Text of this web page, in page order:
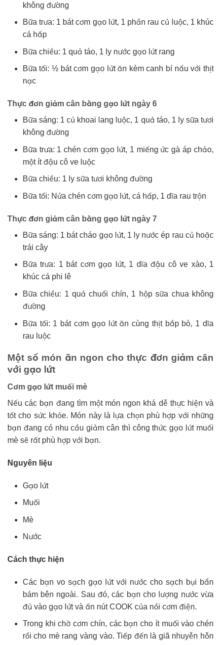
không đường
Bữa trưa: 1 bát cơm gạo lứt, 1 phần rau củ luộc, 1 khúc
cá hấp
Bữa chiều: 1 quả táo, 1 ly nước gạo lứt rang
Bữa tối: ½ bát cơm gạo lứt ăn kèm canh bí nấu với thịt
nạc
Thực đơn giảm cân bằng gạo lứt ngày 6
Bữa sáng: 1 củ khoai lang luộc, 1 quả táo, 1 ly sữa tươi
không đường
Bữa trưa: 1 chén cơm gạo lứt, 1 miếng ức gà áp chảo,
một ít đậu cô ve luộc
Bữa chiều: 1 ly sữa tươi không đường
Bữa tối: Nửa chén cơm gạo lứt, cá hấp, 1 dĩa rau trộn
Thực đơn giảm cân bằng gạo lứt ngày 7
Bữa sáng: 1 bát cháo gạo lứt, 1 ly nước ép rau củ hoặc
trái cây
Bữa trưa: 1 bát cơm gạo lứt, 1 dĩa đậu cô ve xào, 1
khúc cá phi lê
Bữa chiều: 1 quả chuối chín, 1 hộp sữa chua không
đường
Bữa tối: 1 bát cơm gạo lứt ăn cùng thịt bắp bò, 1 dĩa
rau luộc
Một số món ăn ngon cho thực đơn giảm cân
với gạo lứt
Cơm gạo lứt muối mè
Nếu các bạn đang tìm một món ngon khá dễ thực hiện và
tốt cho sức khỏe. Món này là lựa chọn phù hợp với những
bạn đang có nhu cầu giảm cân thì công thức gạo lứt muối
mè sẽ rất phù hợp với bạn.
Nguyên liệu
Gạo lứt
Muối
Mè
Nước
Cách thực hiện
Các bạn vo sạch gạo lứt với nước cho sạch bụi bẩn
bám bên ngoài. Sau đó, các bạn cho lượng nước vừa
đủ vào gạo lứt và ấn nút COOK của nồi cơm điện.
Trong khi chờ cơm chín, các bạn cho ít muối vào chén
rồi cho mè rang vàng vào. Tiếp đến là giã nhuyễn hỗn